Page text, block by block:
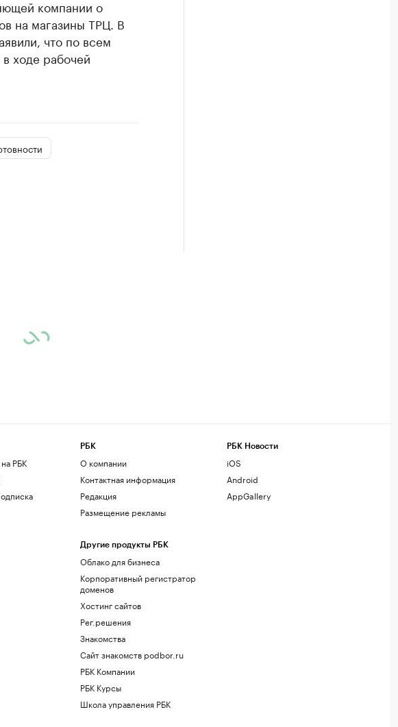
компании о
на магазины ТРЦ. В
что по всем
ходе рабочей
РБК
РБК
О компании
Контактная информация
Редакция
Размещение рекламы
Другие продукты РБК
Облако для бизнеса
Корпоративный регистратор
доменов
Хостинг сайтов
Рег.решения
Знакомства
Сайт знакомств podbor.ru
РБК Компании
РБК Курсы
Школа управления РБК
РБК Новости
iOS
Android
AppGallery